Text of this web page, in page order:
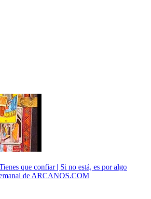
que confiar | Si no está, es por algo
de ARCANOS.COM